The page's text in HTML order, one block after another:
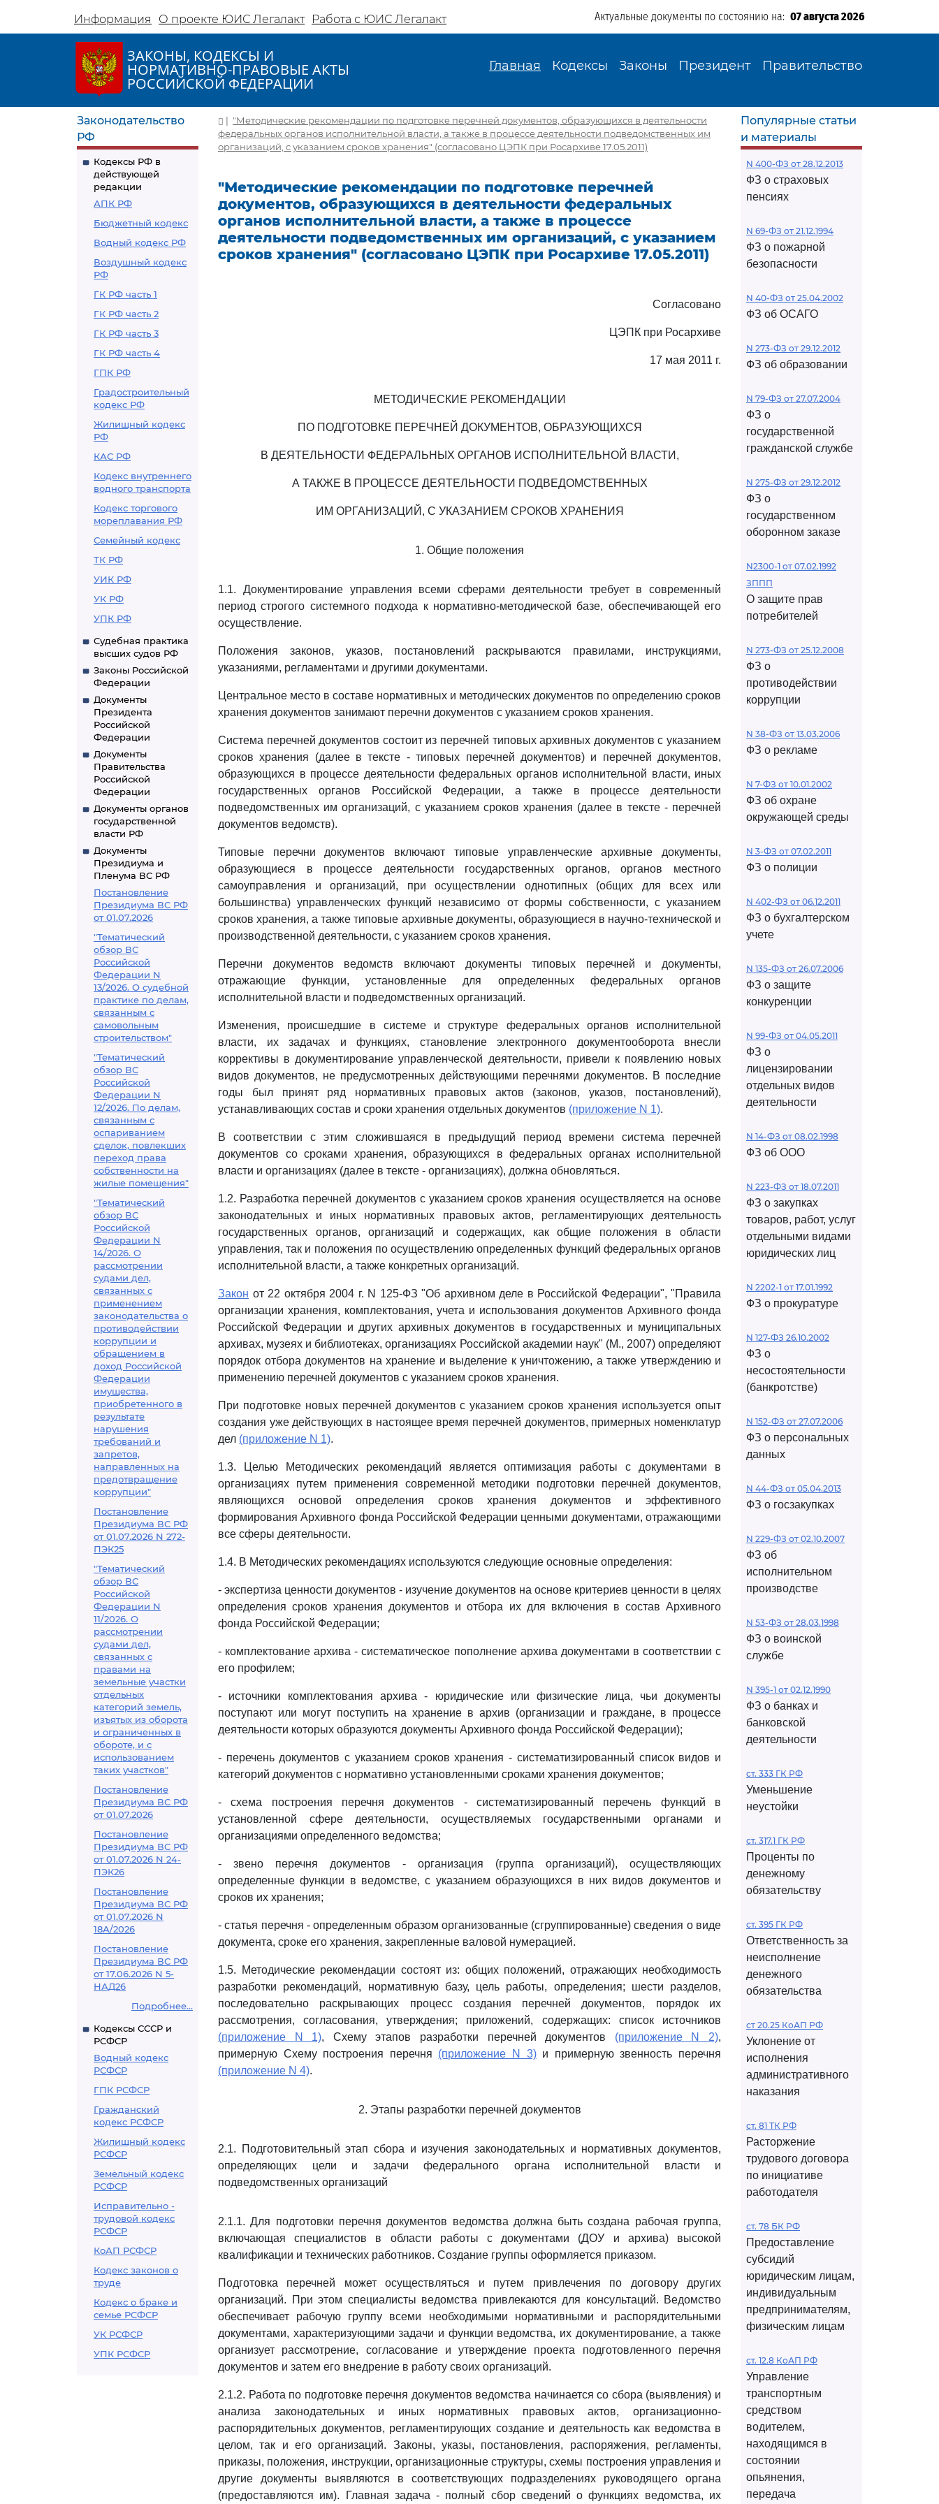
Информация О проекте ЮИС Легалакт Работа с ЮИС Легалакт Актуальные документы по состоянию на: 07 августа 2026
ЗАКОНЫ, КОДЕКСЫ И
НОРМАТИВНО-ПРАВОВЫЕ АКТЫ
РОССИЙСКОЙ ФЕДЕРАЦИИ
Главная Кодексы Законы Президент Правительство
Законодательство
РФ
Кодексы РФ в
действующей
редакции
АПК РФ
Бюджетный кодекс
Водный кодекс РФ
Воздушный кодекс
РФ
ГК РФ часть 1
ГК РФ часть 2
ГК РФ часть 3
ГК РФ часть 4
ГПК РФ
Градостроительный
кодекс РФ
Жилищный кодекс
РФ
КАС РФ
Кодекс внутреннего
водного транспорта
Кодекс торгового
мореплавания РФ
Семейный кодекс
ТК РФ
УИК РФ
УК РФ
УПК РФ
Судебная практика
высших судов РФ
Законы Российской
Федерации
Документы
Президента
Российской
Федерации
Документы
Правительства
Российской
Федерации
Документы органов
государственной
власти РФ
Документы
Президиума и
Пленума ВС РФ
Постановление
Президиума ВС РФ
от 01.07.2026
"Тематический
обзор ВС
Российской
Федерации N
13/2026. О судебной
практике по делам,
связанным с
самовольным
строительством"
"Тематический
обзор ВС
Российской
Федерации N
12/2026. По делам,
связанным с
оспариванием
сделок, повлекших
переход права
собственности на
жилые помещения"
"Тематический
обзор ВС
Российской
Федерации N
14/2026. О
рассмотрении
судами дел,
связанных с
применением
законодательства о
противодействии
коррупции и
обращением в
доход Российской
Федерации
имущества,
приобретенного в
результате
нарушения
требований и
запретов,
направленных на
предотвращение
коррупции"
Постановление
Президиума ВС РФ
от 01.07.2026 N 272-
ПЭК25
"Тематический
обзор ВС
Российской
Федерации N
11/2026. О
рассмотрении
судами дел,
связанных с
правами на
земельные участки
отдельных
категорий земель,
изъятых из оборота
и ограниченных в
обороте, и с
использованием
таких участков"
Постановление
Президиума ВС РФ
от 01.07.2026
Постановление
Президиума ВС РФ
от 01.07.2026 N 24-
ПЭК26
Постановление
Президиума ВС РФ
от 01.07.2026 N
18А/2026
Постановление
Президиума ВС РФ
от 17.06.2026 N 5-
НАД26
Подробнее...
Кодексы СССР и
РСФСР
Водный кодекс
РСФСР
ГПК РСФСР
Гражданский
кодекс РСФСР
Жилищный кодекс
РСФСР
Земельный кодекс
РСФСР
Исправительно -
трудовой кодекс
РСФСР
КоАП РСФСР
Кодекс законов о
труде
Кодекс о браке и
семье РСФСР
УК РСФСР
УПК РСФСР
| "Методические рекомендации по подготовке перечней документов, образующихся в деятельности
федеральных органов исполнительной власти, а также в процессе деятельности подведомственных им
организаций, с указанием сроков хранения" (согласовано ЦЭПК при Росархиве 17.05.2011)
"Методические рекомендации по подготовке перечней
документов, образующихся в деятельности федеральных
органов исполнительной власти, а также в процессе
деятельности подведомственных им организаций, с указанием
сроков хранения" (согласовано ЦЭПК при Росархиве 17.05.2011)
Согласовано
ЦЭПК при Росархиве
17 мая 2011 г.
МЕТОДИЧЕСКИЕ РЕКОМЕНДАЦИИ
ПО ПОДГОТОВКЕ ПЕРЕЧНЕЙ ДОКУМЕНТОВ, ОБРАЗУЮЩИХСЯ
В ДЕЯТЕЛЬНОСТИ ФЕДЕРАЛЬНЫХ ОРГАНОВ ИСПОЛНИТЕЛЬНОЙ ВЛАСТИ,
А ТАКЖЕ В ПРОЦЕССЕ ДЕЯТЕЛЬНОСТИ ПОДВЕДОМСТВЕННЫХ
ИМ ОРГАНИЗАЦИЙ, С УКАЗАНИЕМ СРОКОВ ХРАНЕНИЯ
1. Общие положения
1.1. Документирование управления всеми сферами деятельности требует в современный
период строгого системного подхода к нормативно-методической базе, обеспечивающей его
осуществление.
Положения законов, указов, постановлений раскрываются правилами, инструкциями,
указаниями, регламентами и другими документами.
Центральное место в составе нормативных и методических документов по определению сроков
хранения документов занимают перечни документов с указанием сроков хранения.
Система перечней документов состоит из перечней типовых архивных документов с указанием
сроков хранения (далее в тексте - типовых перечней документов) и перечней документов,
образующихся в процессе деятельности федеральных органов исполнительной власти, иных
государственных органов Российской Федерации, а также в процессе деятельности
подведомственных им организаций, с указанием сроков хранения (далее в тексте - перечней
документов ведомств).
Типовые перечни документов включают типовые управленческие архивные документы,
образующиеся в процессе деятельности государственных органов, органов местного
самоуправления и организаций, при осуществлении однотипных (общих для всех или
большинства) управленческих функций независимо от формы собственности, с указанием
сроков хранения, а также типовые архивные документы, образующиеся в научно-технической и
производственной деятельности, с указанием сроков хранения.
Перечни документов ведомств включают документы типовых перечней и документы,
отражающие функции, установленные для определенных федеральных органов
исполнительной власти и подведомственных организаций.
Изменения, происшедшие в системе и структуре федеральных органов исполнительной
власти, их задачах и функциях, становление электронного документооборота внесли
коррективы в документирование управленческой деятельности, привели к появлению новых
видов документов, не предусмотренных действующими перечнями документов. В последние
годы был принят ряд нормативных правовых актов (законов, указов, постановлений),
устанавливающих состав и сроки хранения отдельных документов (приложение N 1).
В соответствии с этим сложившаяся в предыдущий период времени система перечней
документов со сроками хранения, образующихся в федеральных органах исполнительной
власти и организациях (далее в тексте - организациях), должна обновляться.
1.2. Разработка перечней документов с указанием сроков хранения осуществляется на основе
законодательных и иных нормативных правовых актов, регламентирующих деятельность
государственных органов, организаций и содержащих, как общие положения в области
управления, так и положения по осуществлению определенных функций федеральных органов
исполнительной власти, а также конкретных организаций.
Закон от 22 октября 2004 г. N 125-ФЗ "Об архивном деле в Российской Федерации", "Правила
организации хранения, комплектования, учета и использования документов Архивного фонда
Российской Федерации и других архивных документов в государственных и муниципальных
архивах, музеях и библиотеках, организациях Российской академии наук" (М., 2007) определяют
порядок отбора документов на хранение и выделение к уничтожению, а также утверждению и
применению перечней документов с указанием сроков хранения.
При подготовке новых перечней документов с указанием сроков хранения используется опыт
создания уже действующих в настоящее время перечней документов, примерных номенклатур
дел (приложение N 1).
1.3. Целью Методических рекомендаций является оптимизация работы с документами в
организациях путем применения современной методики подготовки перечней документов,
являющихся основой определения сроков хранения документов и эффективного
формирования Архивного фонда Российской Федерации ценными документами, отражающими
все сферы деятельности.
1.4. В Методических рекомендациях используются следующие основные определения:
- экспертиза ценности документов - изучение документов на основе критериев ценности в целях
определения сроков хранения документов и отбора их для включения в состав Архивного
фонда Российской Федерации;
- комплектование архива - систематическое пополнение архива документами в соответствии с
его профилем;
- источники комплектования архива - юридические или физические лица, чьи документы
поступают или могут поступить на хранение в архив (организации и граждане, в процессе
деятельности которых образуются документы Архивного фонда Российской Федерации);
- перечень документов с указанием сроков хранения - систематизированный список видов и
категорий документов с нормативно установленными сроками хранения документов;
- схема построения перечня документов - систематизированный перечень функций в
установленной сфере деятельности, осуществляемых государственными органами и
организациями определенного ведомства;
- звено перечня документов - организация (группа организаций), осуществляющих
определенные функции в ведомстве, с указанием образующихся в них видов документов и
сроков их хранения;
- статья перечня - определенным образом организованные (сгруппированные) сведения о виде
документа, сроке его хранения, закрепленные валовой нумерацией.
1.5. Методические рекомендации состоят из: общих положений, отражающих необходимость
разработки рекомендаций, нормативную базу, цель работы, определения; шести разделов,
последовательно раскрывающих процесс создания перечней документов, порядок их
рассмотрения, согласования, утверждения; приложений, содержащих: список источников
(приложение N 1), Схему этапов разработки перечней документов (приложение N 2),
примерную Схему построения перечня (приложение N 3)и примерную звенность перечня
(приложение N 4).
2. Этапы разработки перечней документов
2.1. Подготовительный этап сбора и изучения законодательных и нормативных документов,
определяющих цели и задачи федерального органа исполнительной власти и
подведомственных организаций
2.1.1. Для подготовки перечня документов ведомства должна быть создана рабочая группа,
включающая специалистов в области работы с документами (ДОУ и архива) высокой
квалификации и технических работников. Создание группы оформляется приказом.
Подготовка перечней может осуществляться и путем привлечения по договору других
организаций. При этом специалисты ведомства привлекаются для консультаций. Ведомство
обеспечивает рабочую группу всеми необходимыми нормативными и распорядительными
документами, характеризующими задачи и функции ведомства, их документирование, а также
организует рассмотрение, согласование и утверждение проекта подготовленного перечня
документов и затем его внедрение в работу своих организаций.
2.1.2. Работа по подготовке перечня документов ведомства начинается со сбора (выявления) и
анализа законодательных и иных нормативных правовых актов, организационно-
распорядительных документов, регламентирующих создание и деятельность как ведомства в
целом, так и его организаций. Законы, указы, постановления, распоряжения, регламенты,
приказы, положения, инструкции, организационные структуры, схемы построения управления и
другие документы выявляются в соответствующих подразделениях руководящего органа
(предоставляются им). Главная задача - полный сбор сведений о функциях ведомства, их
Популярные статьи
и материалы
N 400-ФЗ от 28.12.2013
ФЗ о страховых
пенсиях
N 69-ФЗ от 21.12.1994
ФЗ о пожарной
безопасности
N 40-ФЗ от 25.04.2002
ФЗ об ОСАГО
N 273-ФЗ от 29.12.2012
ФЗ об образовании
N 79-ФЗ от 27.07.2004
ФЗ о
государственной
гражданской службе
N 275-ФЗ от 29.12.2012
ФЗ о
государственном
оборонном заказе
N2300-1 от 07.02.1992
ЗППП
О защите прав
потребителей
N 273-ФЗ от 25.12.2008
ФЗ о
противодействии
коррупции
N 38-ФЗ от 13.03.2006
ФЗ о рекламе
N 7-ФЗ от 10.01.2002
ФЗ об охране
окружающей среды
N 3-ФЗ от 07.02.2011
ФЗ о полиции
N 402-ФЗ от 06.12.2011
ФЗ о бухгалтерском
учете
N 135-ФЗ от 26.07.2006
ФЗ о защите
конкуренции
N 99-ФЗ от 04.05.2011
ФЗ о
лицензировании
отдельных видов
деятельности
N 14-ФЗ от 08.02.1998
ФЗ об ООО
N 223-ФЗ от 18.07.2011
ФЗ о закупках
товаров, работ, услуг
отдельными видами
юридических лиц
N 2202-1 от 17.01.1992
ФЗ о прокуратуре
N 127-ФЗ 26.10.2002
ФЗ о
несостоятельности
(банкротстве)
N 152-ФЗ от 27.07.2006
ФЗ о персональных
данных
N 44-ФЗ от 05.04.2013
ФЗ о госзакупках
N 229-ФЗ от 02.10.2007
ФЗ об
исполнительном
производстве
N 53-ФЗ от 28.03.1998
ФЗ о воинской
службе
N 395-1 от 02.12.1990
ФЗ о банках и
банковской
деятельности
ст. 333 ГК РФ
Уменьшение
неустойки
ст. 317.1 ГК РФ
Проценты по
денежному
обязательству
ст. 395 ГК РФ
Ответственность за
неисполнение
денежного
обязательства
ст 20.25 КоАП РФ
Уклонение от
исполнения
административного
наказания
ст. 81 ТК РФ
Расторжение
трудового договора
по инициативе
работодателя
ст. 78 БК РФ
Предоставление
субсидий
юридическим лицам,
индивидуальным
предпринимателям,
физическим лицам
ст. 12.8 КоАП РФ
Управление
транспортным
средством
водителем,
находящимся в
состоянии
опьянения,
передача